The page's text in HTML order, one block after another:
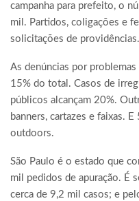
campanha para prefeito, o
mil. Partidos, coligações e
solicitações de providências.
As denúncias por problemas
15% do total. Casos de
públicos alcançam 20%.
banners, cartazes e faixas.
outdoors.
São Paulo é o estado que
mil pedidos de apuração. É
cerca de 9,2 mil casos; e